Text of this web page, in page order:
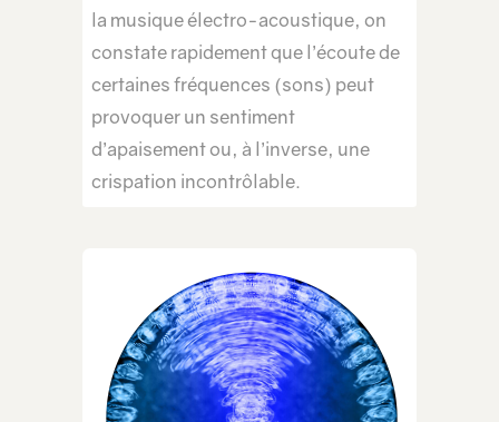
la musique électro-acoustique, on
constate rapidement que l’écoute de
certaines fréquences (sons) peut
provoquer un sentiment
d’apaisement ou, à l’inverse, une
crispation incontrôlable.